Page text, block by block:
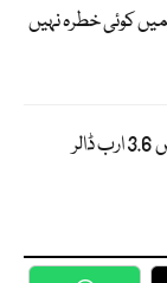
کوئی خطرہ نہیں
ترسیلات زر میں بڑا اضافہ ، جولائی میں 3.6 ارب ڈالر